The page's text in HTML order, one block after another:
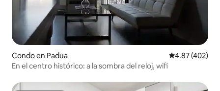
Condo en Padua Calificación
4.87 (402)
En el centro histórico: a la sombra del reloj, wifi